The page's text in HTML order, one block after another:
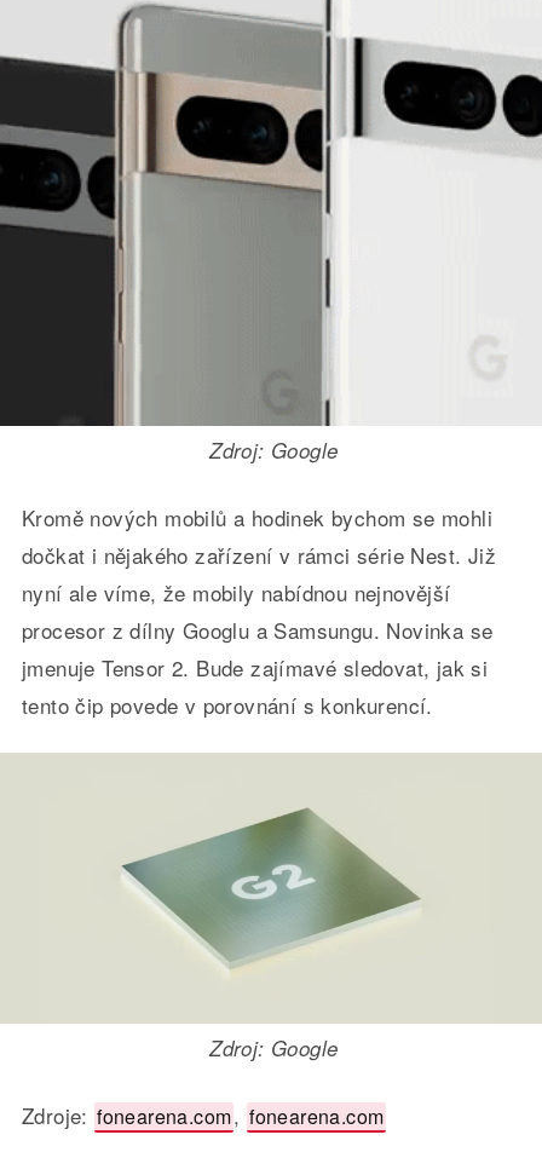
Zdroj: Google
Kromě nových mobilů a hodinek bychom se mohli
dočkat i nějakého zařízení v rámci série Nest. Již
nyní ale víme, že mobily nabídnou nejnovější
procesor z dílny Googlu a Samsungu. Novinka se
jmenuje Tensor 2. Bude zajímavé sledovat, jak si
tento čip povede v porovnání s konkurencí.
Zdroj: Google
Zdroje: fonearena.com, fonearena.com